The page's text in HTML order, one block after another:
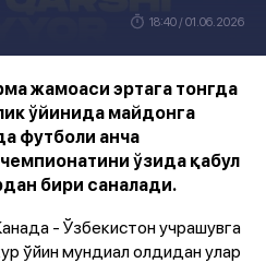
18:40 / 01.06.2026
жамоаси эртага тонгда
ўйинида майдонга
футболи анча
ўзида қабул
бири саналади.
- Ўзбекистон учрашувга
ўйин мундиал олдидан улар